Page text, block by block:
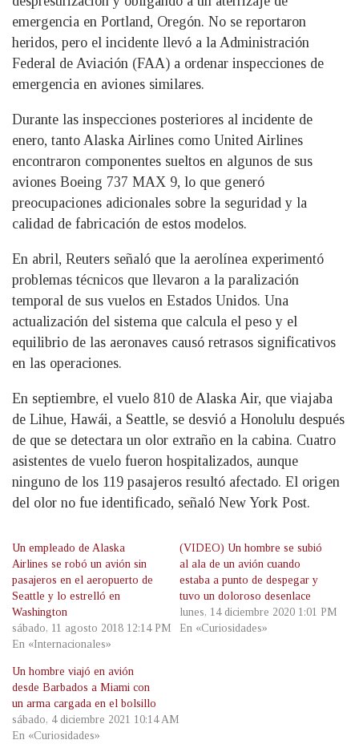
emergencia en Portland, Oregón. No se reportaron
heridos, pero el incidente llevó a la Administración
Federal de Aviación (FAA) a ordenar inspecciones de
emergencia en aviones similares.
Durante las inspecciones posteriores al incidente de
enero, tanto Alaska Airlines como United Airlines
encontraron componentes sueltos en algunos de sus
aviones Boeing 737 MAX 9, lo que generó
preocupaciones adicionales sobre la seguridad y la
calidad de fabricación de estos modelos.
En abril, Reuters señaló que la aerolínea experimentó
problemas técnicos que llevaron a la paralización
temporal de sus vuelos en Estados Unidos. Una
actualización del sistema que calcula el peso y el
equilibrio de las aeronaves causó retrasos significativos
en las operaciones.
En septiembre, el vuelo 810 de Alaska Air, que viajaba
de Lihue, Hawái, a Seattle, se desvió a Honolulu después
de que se detectara un olor extraño en la cabina. Cuatro
asistentes de vuelo fueron hospitalizados, aunque
ninguno de los 119 pasajeros resultó afectado. El origen
del olor no fue identificado, señaló New York Post.
Un empleado de Alaska
Airlines se robó un avión sin
pasajeros en el aeropuerto de
Seattle y lo estrelló en
Washington
sábado, 11 agosto 2018 12:14 PM
En «Internacionales»
(VIDEO) Un hombre se subió
al ala de un avión cuando
estaba a punto de despegar y
tuvo un doloroso desenlace
lunes, 14 diciembre 2020 1:01 PM
En «Curiosidades»
Un hombre viajó en avión
desde Barbados a Miami con
un arma cargada en el bolsillo
sábado, 4 diciembre 2021 10:14 AM
En «Curiosidades»